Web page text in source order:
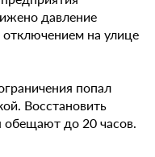
давление
на улице
попал
Восстановить
до 20 часов.